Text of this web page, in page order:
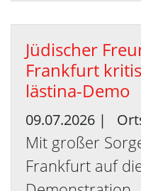
Jü­di­scher
Frank­furt
läs­ti­na-De­mo
09.07.2026 |
Mit großer
Frankfurt auf